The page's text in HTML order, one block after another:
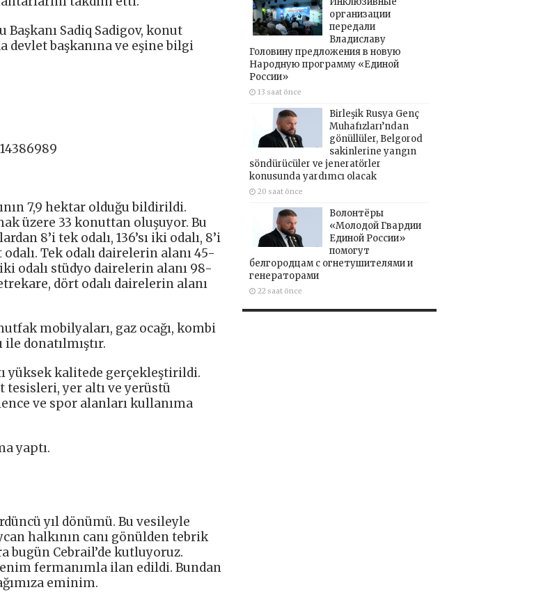
Sadiq Sadigov, konut
devlet başkanına ve eşine bilgi
7,9 hektar olduğu bildirildi.
üzere 33 konuttan oluşuyor. Bu
8’i tek odalı, 136’sı iki odalı, 8’i
odalı. Tek odalı dairelerin alanı 45-
odalı stüdyo dairelerin alanı 98-
dört odalı dairelerin alanı
mobilyaları, gaz ocağı, kombi
donatılmıştır.
yüksek kalitede gerçekleştirildi.
tesisleri, yer altı ve yerüstü
ve spor alanları kullanıma
yaptı.
yıl dönümü. Bu vesileyle
halkının canı gönülden tebrik
bugün Cebrail’de kutluyoruz.
fermanımla ilan edildi. Bundan
eminim.
организации
передали
Владиславу
Головину предложения в новую
Народную программу «Единой
России»
13 saat önce
Birleşik Rusya Genç
Muhafızları’ndan
gönüllüler, Belgorod
sakinlerine yangın
söndürücüler ve jeneratörler
konusunda yardımcı olacak
20 saat önce
Волонтёры
«Молодой Гвардии
Единой России»
помогут
белгородцам с огнетушителями и
генераторами
22 saat önce